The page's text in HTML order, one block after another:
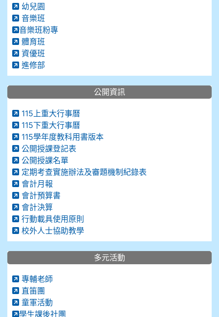
幼兒園
音樂班
音樂班粉專
體育班
資優班
進修部
公開資訊
115上重大行事曆
115下重大行事曆
115學年度教科用書版本
公開授課登記表
公開授課名單
定期考查實施辦法及審題機制紀錄表
會計月報
會計預算書
會計決算
行動載具使用原則
校外人士協助教學
多元活動
專輔老師
直笛團
童軍活動
學生課後社團